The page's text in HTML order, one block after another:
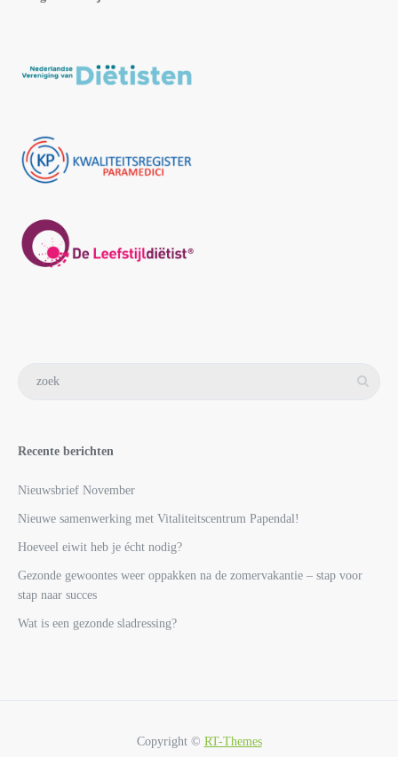
Recente berichten
Nieuwsbrief November
Nieuwe samenwerking met Vitaliteitscentrum Papendal!
Hoeveel eiwit heb je écht nodig?
Gezonde gewoontes weer oppakken na de zomervakantie – stap voor
stap naar succes
Wat is een gezonde sladressing?
Copyright © RT-Themes